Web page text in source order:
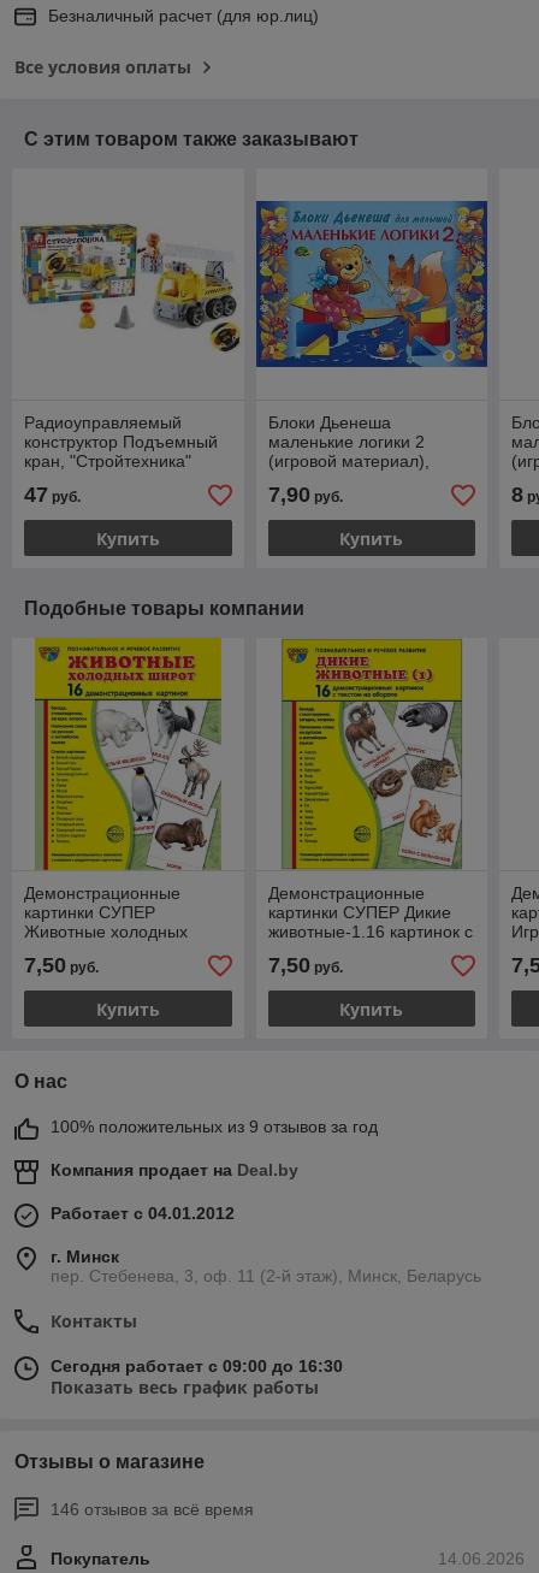
Безналичный расчет (для юр.лиц)
Все условия оплаты
С этим товаром также заказывают
Радиоуправляемый
конструктор Подъемный
кран, "Стройтехника"
47 руб.
Купить
Блоки Дьенеша
маленькие логики 2
(игровой материал),
7,90руб.
Купить
8
Подобные товары компании
Демонстрационные
картинки СУПЕР
Животные холодных
текстом., ТЦ СФЕРА
7,50 руб.
Купить
Демонстрационные
картинки СУПЕР Дикие
животные-1.16 картинок с
7,50руб.
Купить
О нас
100% положительных из 9 отзывов за год
Компания продает на Deal.by
Работает с 04.01.2012
г. Минск
пер. Стебенева, 3, оф. 11 (2-й этаж), Минск, Беларусь
Контакты
Сегодня работает с 09:00 до 16:30
Показать весь график работы
Отзывы о магазине
146 отзывов за всё время
14.06.2026
Покупатель